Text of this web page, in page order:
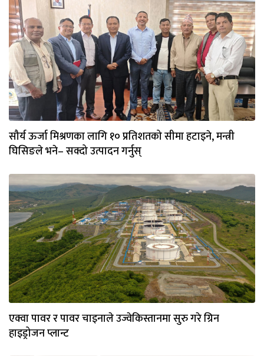
सौर्य ऊर्जा मिश्रणका लागि १० प्रतिशतको सीमा हटाइने, मन्त्री
घिसिङले भने– सक्दो उत्पादन गर्नुस्
एक्वा पावर र पावर चाइनाले उज्वेकिस्तानमा सुरु गरे ग्रिन
हाइड्रोजन प्लान्ट